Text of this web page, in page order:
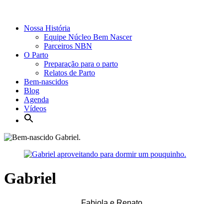
Nossa História
Equipe Núcleo Bem Nascer
Parceiros NBN
O Parto
Preparação para o parto
Relatos de Parto
Bem-nascidos
Blog
Agenda
Vídeos
Gabriel